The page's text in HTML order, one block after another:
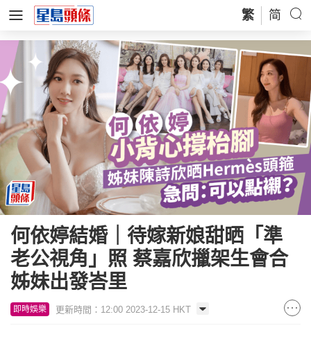
繁 简
何依婷結婚｜待嫁新娘甜晒「準
老公視角」照 蔡嘉欣擸架生會合
姊妹出發峇里
即時娛樂 更新時間：12:00 2023-12-15 HKT